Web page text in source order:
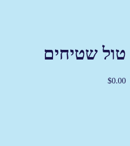
טול שטיחים
$0.00